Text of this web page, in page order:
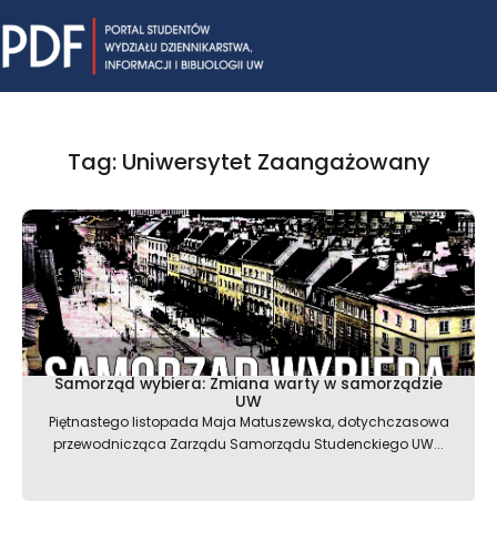
to
content
Tag: Uniwersytet Zaangażowany
Samorząd wybiera: Zmiana warty w samorządzie
UW
Piętnastego listopada Maja Matuszewska, dotychczasowa
przewodnicząca Zarządu Samorządu Studenckiego UW...